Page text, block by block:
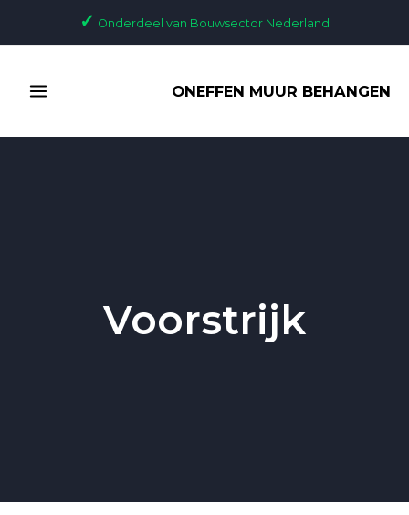
✓ Onderdeel van Bouwsector Nederland
MENU
ONEFFEN MUUR BEHANGEN
Voorstrijk